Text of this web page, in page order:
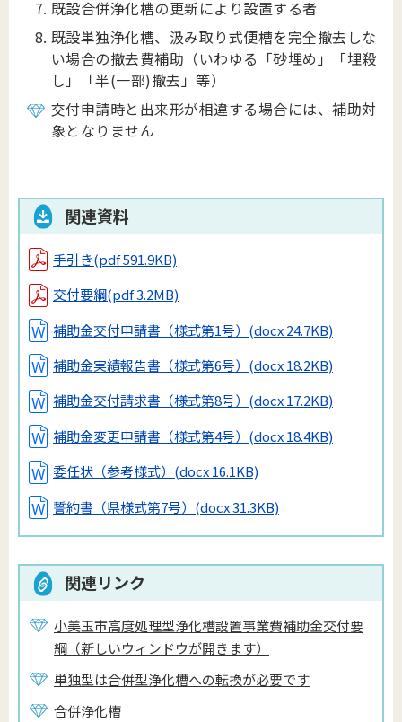
既設合併浄化槽の更新により設置する者
既設単独浄化槽、汲み取り式便槽を完全撤去しな
い場合の撤去費補助（いわゆる「砂埋め」「埋殺
し」「半(一部)撤去」等）
交付申請時と出来形が相違する場合には、補助対
象となりません
関連資料
手引き(pdf 591.9KB)
交付要綱(pdf 3.2MB)
補助金交付申請書（様式第1号） (docx 24.7KB)
補助金実績報告書（様式第6号） (docx 18.2KB)
補助金交付請求書（様式第8号） (docx 17.2KB)
補助金変更申請書（様式第4号） (docx 18.4KB)
委任状（参考様式） (docx 16.1KB)
誓約書（県様式第7号） (docx 31.3KB)
関連リンク
小美玉市高度処理型浄化槽設置事業費補助金交付要
綱（新しいウィンドウが開きます）
単独型は合併型浄化槽への転換が必要です
合併浄化槽